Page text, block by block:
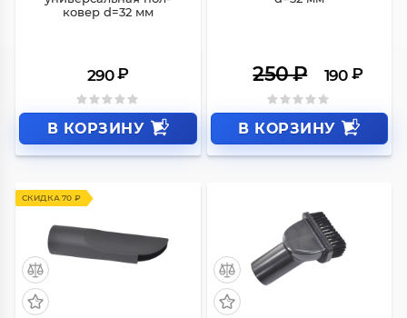
ковер d=32 мм
290 ₽
В КОРЗИНУ
250₽ 190 ₽
В КОРЗИНУ
СКИДКА 70 ₽